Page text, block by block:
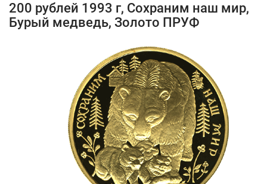
200 рублей 1993 г, Сохраним наш мир,
Бурый медведь, Золото ПРУФ